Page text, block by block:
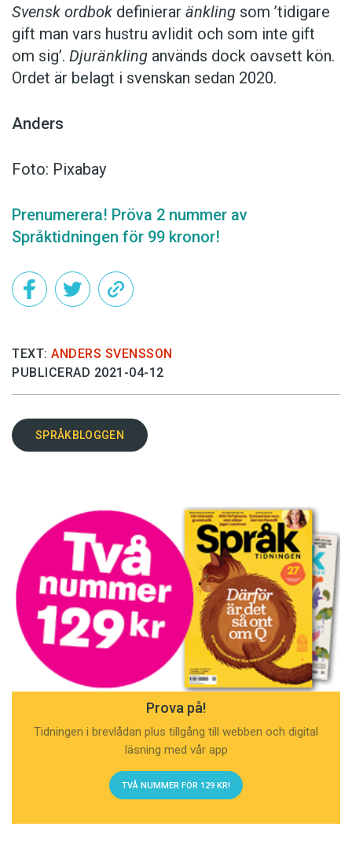
Svensk ordbok definierar änkling som ’tidigare
gift man vars hustru av­lidit och som inte gift
om sig’. Djuränkling används dock oavsett kön.
Ordet är belagt i svenskan sedan 2020.
Anders
Foto: Pixabay
Prenumerera! Pröva 2 nummer av
Språktidningen för 99 kronor!
TEXT: ANDERS SVENSSON
PUBLICERAD 2021-04-12
SPRÅKBLOGGEN
Prova på!
Tidningen i brevlådan plus tillgång till webben och digital
läsning med vår app
TVÅ NUMMER FÖR 129 KR!